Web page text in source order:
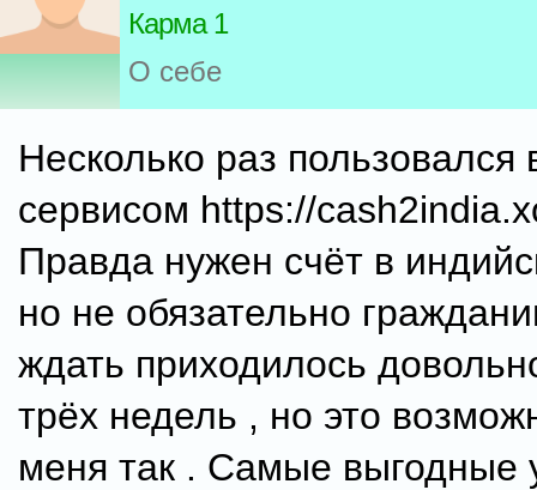
Карма 1
О себе
Несколько раз пользовался
сервисом https://
Правда нужен счёт в
но не обязательно
ждать приходилось
трёх недель , но это
меня так . Самые выгодные